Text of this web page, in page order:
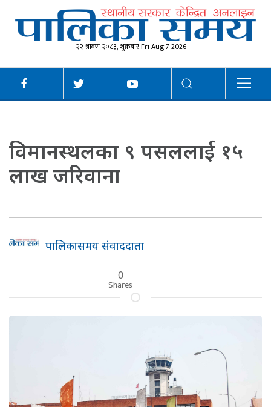
२२ श्रावण २०८३, शुक्रबार Fri Aug 7 2026
विमानस्थलका ९ पसललाई १५
लाख जरिवाना
पालिकासमय संवाददाता
0
Shares